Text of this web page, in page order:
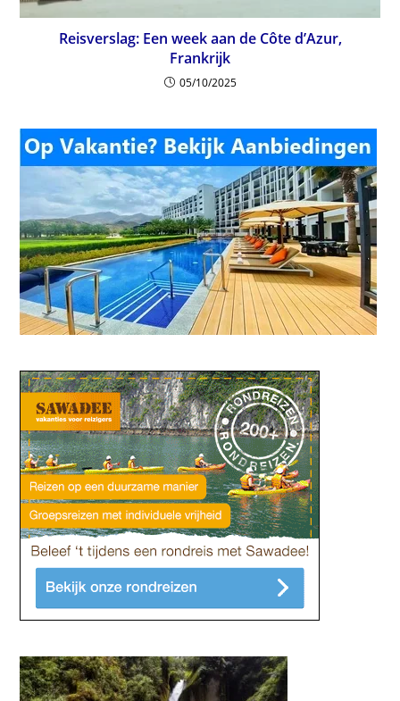
Reisverslag: Een week aan de Côte d’Azur,
Frankrijk
05/10/2025